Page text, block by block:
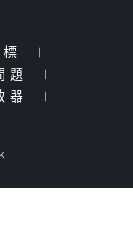
標
|
題
|
器
|